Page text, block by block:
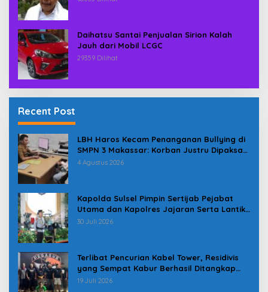
Daihatsu Santai Penjualan Sirion Kalah
Jauh dari Mobil LCGC
29359 Dilihat
Recent Post
LBH Haros Kecam Penanganan Bullying di
SMPN 3 Makassar: Korban Justru Dipaksa
Pindah
4 Agustus 2026
Kapolda Sulsel Pimpin Sertijab Pejabat
Utama dan Kapolres Jajaran Serta Lantik
Karolog dan Kapolresta Gowa
30 Juli 2026
Terlibat Pencurian Kabel Tower, Residivis
yang Sempat Kabur Berhasil Ditangkap
Tim Gabungan di Jeneponto
19 Juli 2026